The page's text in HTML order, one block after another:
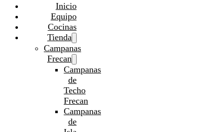
Inicio
Equipo
Cocinas
Tienda
Campanas
Frecan
Campanas
de
Techo
Frecan
Campanas
de